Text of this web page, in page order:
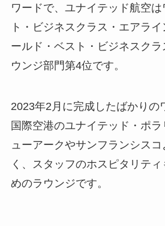
ワードで、ユナイテッド航空は
ト・ビジネスクラス・エアラ
ールド・ベスト・ビジネスク
ウンジ部門第4位です。
2023年2月に完成したばかりの
国際空港のユナイテッド・ポ
ューアークやサンフランシス
く、スタッフのホスピタリテ
めのラウンジです。